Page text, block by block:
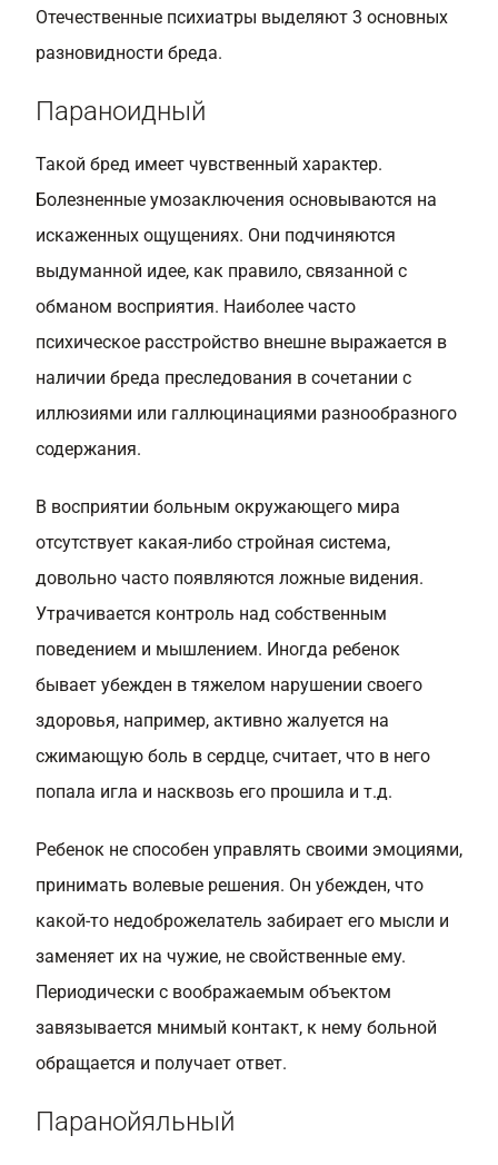
Отечественные психиатры выделяют 3 основных
разновидности бреда.
Параноидный
Такой бред имеет чувственный характер.
Болезненные умозаключения основываются на
искаженных ощущениях. Они подчиняются
выдуманной идее, как правило, связанной с
обманом восприятия. Наиболее часто
психическое расстройство внешне выражается в
наличии бреда преследования в сочетании с
иллюзиями или галлюцинациями разнообразного
содержания.
В восприятии больным окружающего мира
отсутствует какая-либо стройная система,
довольно часто появляются ложные видения.
Утрачивается контроль над собственным
поведением и мышлением. Иногда ребенок
бывает убежден в тяжелом нарушении своего
здоровья, например, активно жалуется на
сжимающую боль в сердце, считает, что в него
попала игла и насквозь его прошила и т.д.
Ребенок не способен управлять своими эмоциями,
принимать волевые решения. Он убежден, что
какой-то недоброжелатель забирает его мысли и
заменяет их на чужие, не свойственные ему.
Периодически с воображаемым объектом
завязывается мнимый контакт, к нему больной
обращается и получает ответ.
Паранойяльный